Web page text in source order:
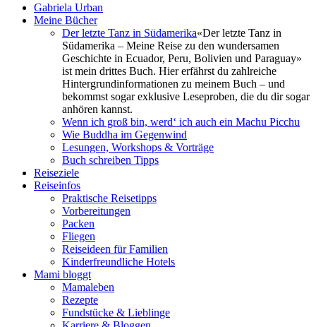
Gabriela Urban
Meine Bücher
Der letzte Tanz in Südamerika«Der letzte Tanz in
Südamerika – Meine Reise zu den wundersamen
Geschichte in Ecuador, Peru, Bolivien und Paraguay»
ist mein drittes Buch. Hier erfährst du zahlreiche
Hintergrundinformationen zu meinem Buch – und
bekommst sogar exklusive Leseproben, die du dir sogar
anhören kannst.
Wenn ich groß bin, werd‘ ich auch ein Machu Picchu
Wie Buddha im Gegenwind
Lesungen, Workshops & Vorträge
Buch schreiben Tipps
Reiseziele
Reiseinfos
Praktische Reisetipps
Vorbereitungen
Packen
Fliegen
Reiseideen für Familien
Kinderfreundliche Hotels
Mami bloggt
Mamaleben
Rezepte
Fundstücke & Lieblinge